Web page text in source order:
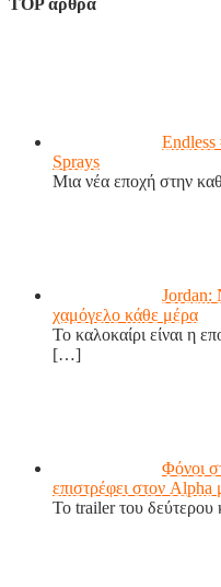
TOP άρθρα
Sprays
Μια νέα εποχή στην
Jordan:
χαμόγελο κάθε μέρα
Το καλοκαίρι είναι η
[…]
Φόνοι
επιστρέφει στον Alpha
Το trailer του δεύτερου